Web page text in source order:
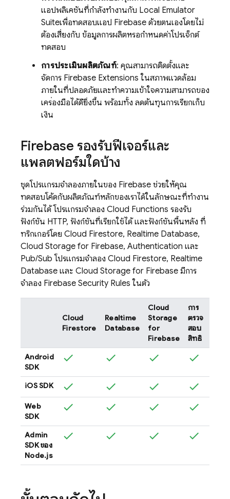
แอปพลิเคชันที่กําลังทํางานกับ Local Emulator
Suiteเพื่อทดสอบแอป Firebase ด้วยตนเองโดยไม่
ต้องเสี่ยงกับ ข้อมูลการผลิตหรือกําหนดค่าโปรเจ็กต์
ทดสอบ
การประเมินผลิตภัณฑ์: คุณสามารถติดตั้งและ
จัดการ Firebase Extensions ในสภาพแวดล้อม
ภายในที่ปลอดภัยและทำความเข้าใจความสามารถของ
เครื่องมือได้ดียิ่งขึ้น พร้อมทั้ง ลดต้นทุนการเรียกเก็บ
เงิน
Firebase รองรับฟีเจอร์และ
แพลตฟอร์มใดบ้าง
ชุดโปรแกรมจำลองภายในของ Firebase ช่วยให้คุณ
ทดสอบโค้ดกับผลิตภัณฑ์หลักของเราได้ในลักษณะที่ทำงาน
ร่วมกันได้ โปรแกรมจำลอง Cloud Functions รองรับ
ฟังก์ชัน HTTP, ฟังก์ชันที่เรียกใช้ได้ และฟังก์ชันพื้นหลัง ที่
ทริกเกอร์โดย Cloud Firestore, Realtime Database,
Cloud Storage for Firebase, Authentication และ
Pub/Sub โปรแกรมจำลอง Cloud Firestore, Realtime
Database และ Cloud Storage for Firebase มีการ
จำลอง Firebase Security Rules ในตัว
Cloud
Firestore
Realtime
Database
Cloud
Storage
for
Firebase
การ
ตรวจ
สอบ
สิทธิ์
Android
SDK
iOS SDK
Web
SDK
Admin
SDK ของ
Node.js